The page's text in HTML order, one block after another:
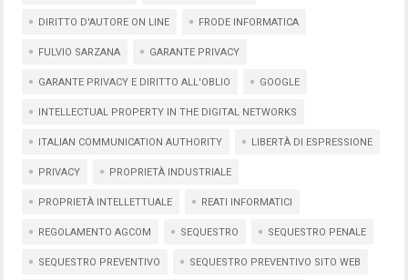
DIRITTO D'AUTORE ON LINE FRODE INFORMATICA
FULVIO SARZANA GARANTE PRIVACY
GARANTE PRIVACY E DIRITTO ALL'OBLIO GOOGLE
INTELLECTUAL PROPERTY IN THE DIGITAL NETWORKS
ITALIAN COMMUNICATION AUTHORITY LIBERTÀ DI ESPRESSIONE
PRIVACY PROPRIETÀ INDUSTRIALE
PROPRIETÀ INTELLETTUALE REATI INFORMATICI
REGOLAMENTO AGCOM SEQUESTRO SEQUESTRO PENALE
SEQUESTRO PREVENTIVO SEQUESTRO PREVENTIVO SITO WEB